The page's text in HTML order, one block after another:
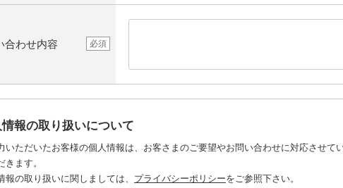
合わせ内容 必須
報の取り扱いについて
いただいたお客様の個人情報は、お客さまのご要望やお問い合わせに対応させて
きます。
報の取り扱いに関しましては、 プライバシーポリシーをご参照下さい。